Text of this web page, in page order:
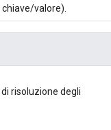
valore).
risoluzione degli